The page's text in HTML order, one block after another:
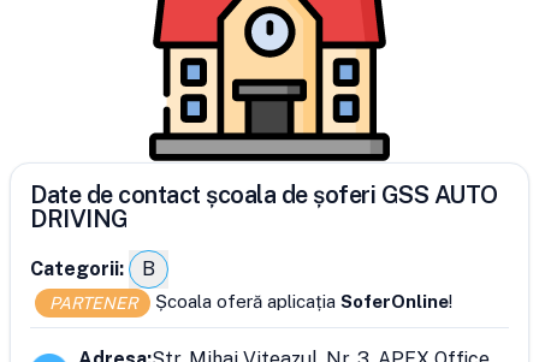
Date de contact școala de șoferi GSS AUTO
DRIVING
Categorii: B
PARTENER Școala oferă aplicația SoferOnline!